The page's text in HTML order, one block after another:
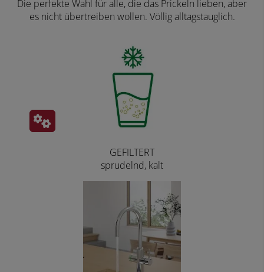
Die perfekte Wahl für alle, die das Prickeln lieben, aber
es nicht übertreiben wollen. Völlig alltagstauglich.
GEFILTERT
sprudelnd, kalt